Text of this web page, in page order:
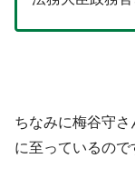
ちなみに梅谷守
に至っているので